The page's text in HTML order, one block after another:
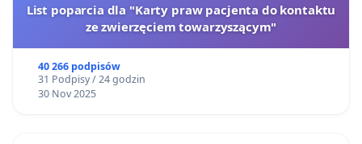
List poparcia dla "Karty praw pacjenta do kontaktu
ze zwierzęciem towarzyszącym"
40 266 podpisów
31 Podpisy / 24 godzin
30 Nov 2025